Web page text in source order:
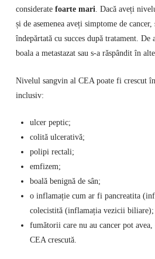
consideratefoarte mari . Dacă aveți
și de asemenea aveți simptome de
îndepărtată cu succes după tratament. De
boala a metastazat sau s-a răspândit în
Nivelul sangvin al CEA poate fi crescut
inclusiv:
ulcer peptic;
colită ulcerativă;
polipi rectali;
emfizem;
boală benignă de sân;
o inflamație cum ar fi pancreatita
colecistită (inflamația vezicii biliare);
fumătorii care nu au cancer pot avea,
CEA crescută.